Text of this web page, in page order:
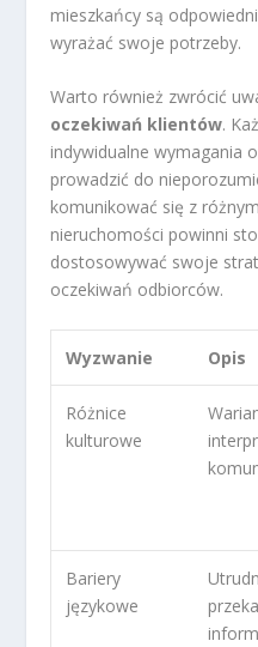
mieszkańcy są
wyrażać swoje potrzeby.
Warto również zwrócić
oczekiwań klientów.
indywidualne wymagania
prowadzić do
komunikować się z
nieruchomości powinni
dostosowywać swoje
oczekiwań odbiorców.
Wyzwanie Opis
Różnice
kulturowe
Bariery
językowe